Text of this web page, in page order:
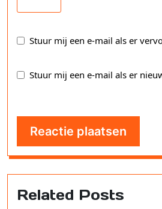
Stuur mij een e-mail als er
Stuur mij een e-mail als er
Related Posts